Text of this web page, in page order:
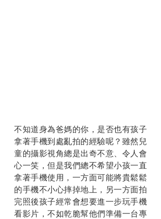
不知道身為爸媽的你，是否也有孩子
拿著手機到處亂拍的經驗呢？雖然兒
童的攝影視角總是出奇不意、令人會
心一笑，但是我們總不希望小孩一直
拿著手機使用，一方面可能將貴鬆鬆
的手機不小心摔掉地上，另一方面拍
完照後孩子經常會想要進一步玩手機
看影片，不如乾脆幫他們準備一台專